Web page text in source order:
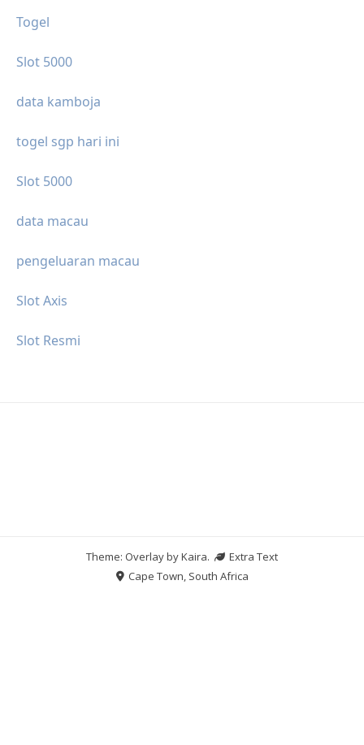
Togel
Slot 5000
data kamboja
togel sgp hari ini
Slot 5000
data macau
pengeluaran macau
Slot Axis
Slot Resmi
Theme: Overlay byKaira.
Extra Text
Cape Town, South Africa